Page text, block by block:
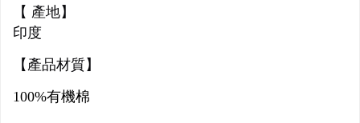
【 產地】
印度
【產品材質】
100%有機棉